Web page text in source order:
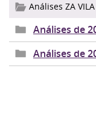
Análises ZA
Análises de
Análises de